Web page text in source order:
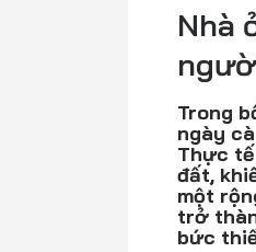
Nhà
Trong
ngày
Thực
đất,
một
trở
bức